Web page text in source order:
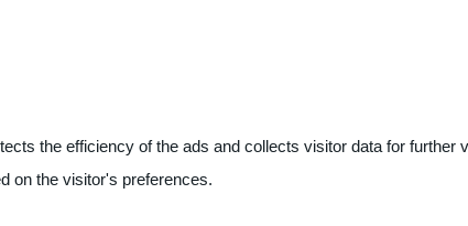
the efficiency of the ads and collects visitor data for further
on the visitor's preferences.